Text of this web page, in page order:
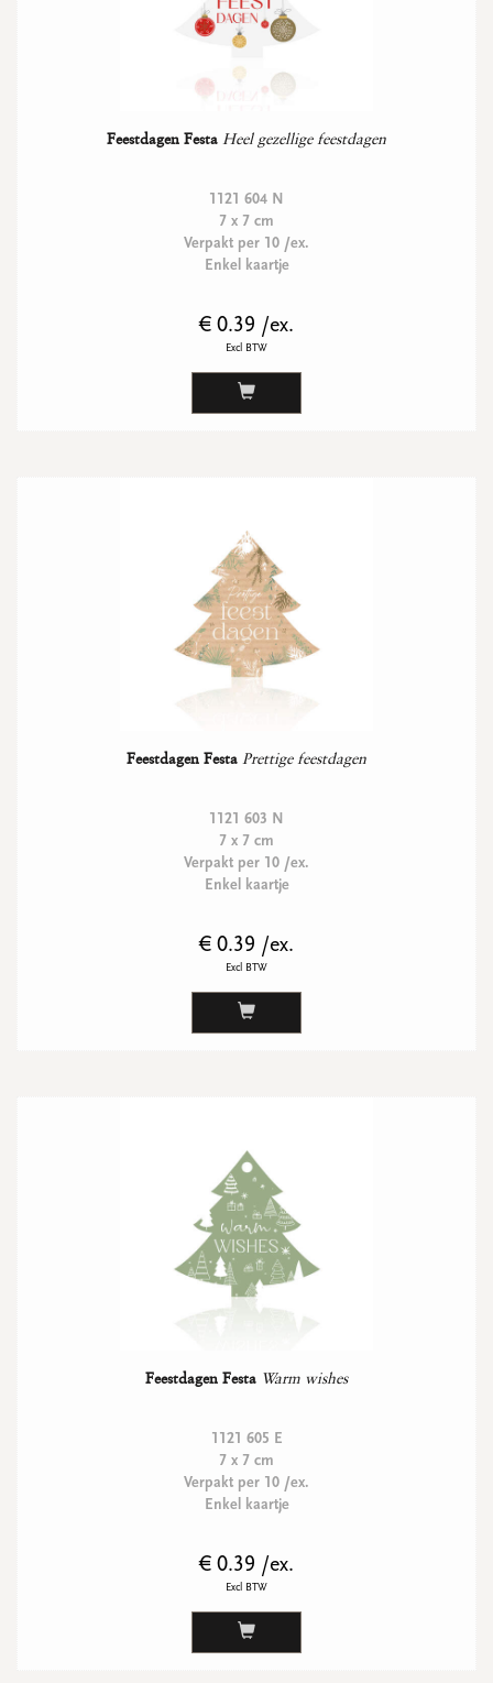
Feestdagen Festa Heel gezellige feestdagen
1121 604 N
7 x 7 cm
Verpakt per 10 /ex.
Enkel kaartje
€ 0.39 /ex.
Excl BTW
Feestdagen Festa Prettige feestdagen
1121 603 N
7 x 7 cm
Verpakt per 10 /ex.
Enkel kaartje
€ 0.39 /ex.
Excl BTW
Feestdagen Festa Warm wishes
1121 605 E
7 x 7 cm
Verpakt per 10 /ex.
Enkel kaartje
€ 0.39 /ex.
Excl BTW